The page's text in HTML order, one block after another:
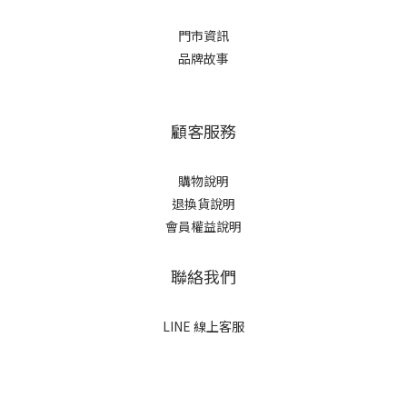
門市資訊
品牌故事
顧客服務
購物說明
退換貨說明
會員權益說明
聯絡我們
LINE 線上客服